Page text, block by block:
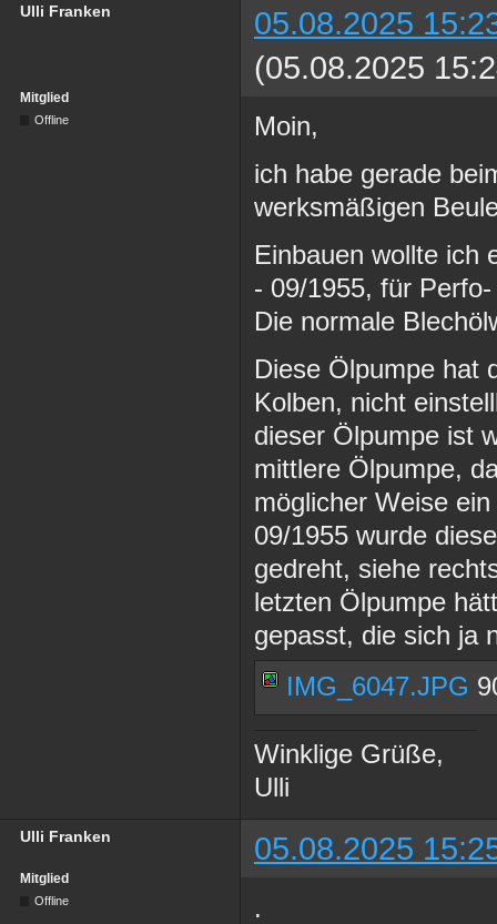
Ulli Franken
05.08.2025
(05.08.2025
Mitglied
Offline
Moin,
ich habe gerade
werksmäßigen
Einbauen wollte ich
- 09/1955, für
Die normale
Diese Ölpumpe hat
Kolben, nicht
dieser Ölpumpe ist
mittlere Ölpumpe,
möglicher Weise
09/1955 wurde
gedreht, siehe
letzten Ölpumpe
gepasst, die sich ja
IMG_6047.JPG
Winklige Grüße,
Ulli
Ulli Franken 05.08.2025
Mitglied
Offline
.